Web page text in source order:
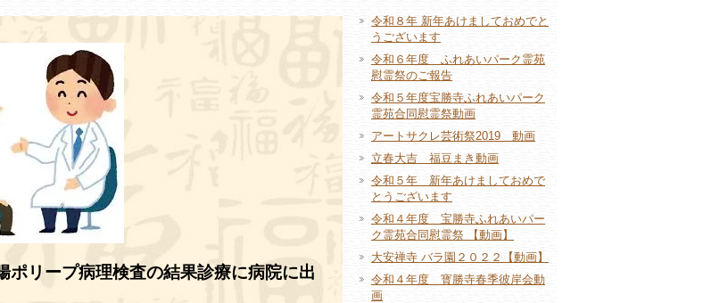
ポリープ病理検査の結果診療に病院に出
令和８年 新年あけましておめでと
うございます
令和６年度 ふれあいパーク霊苑
慰霊祭のご報告
令和５年度宝勝寺ふれあいパーク
霊苑合同慰霊祭動画
アートサクレ芸術祭2019 動画
立春大吉 福豆まき動画
令和５年 新年あけましておめで
とうございます
令和４年度 宝勝寺ふれあいパー
ク霊苑合同慰霊祭 【動画】
大安禅寺 バラ園２０２２【動画】
令和４年度 寳勝寺春季彼岸会動
画